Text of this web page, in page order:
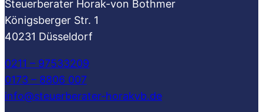
Steuerberater Horak-von Bothmer
Königsberger Str. 1
40231 Düsseldorf
0211 – 97533209
0173 – 8806 007
info@steuerberater-horakvb.de